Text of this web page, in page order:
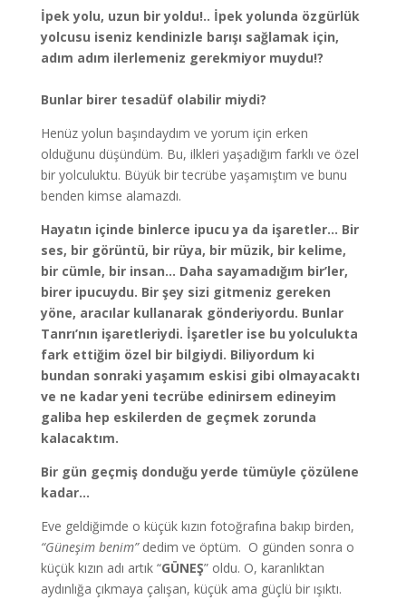
İpek yolu, uzun bir yoldu!.. İpek yolunda özgürlük
yolcusu iseniz kendinizle barışı sağlamak için,
adım adım ilerlemeniz gerekmiyor muydu!?
Bunlar birer tesadüf olabilir miydi?
Henüz yolun başındaydım ve yorum için erken
olduğunu düşündüm. Bu, ilkleri yaşadığım farklı ve özel
bir yolculuktu. Büyük bir tecrübe yaşamıştım ve bunu
benden kimse alamazdı.
Hayatın içinde binlerce ipucu ya da işaretler… Bir
ses, bir görüntü, bir rüya, bir müzik, bir kelime,
bir cümle, bir insan… Daha sayamadığım bir’ler,
birer ipucuydu. Bir şey sizi gitmeniz gereken
yöne, aracılar kullanarak gönderiyordu. Bunlar
Tanrı’nın işaretleriydi. İşaretler ise bu yolculukta
fark ettiğim özel bir bilgiydi. Biliyordum ki
bundan sonraki yaşamım eskisi gibi olmayacaktı
ve ne kadar yeni tecrübe edinirsem edineyim
galiba hep eskilerden de geçmek zorunda
kalacaktım.
Bir gün geçmiş donduğu yerde tümüyle çözülene
kadar…
Eve geldiğimde o küçük kızın fotoğrafına bakıp birden,
“Güneşim benim”dedim ve öptüm. O günden sonra o
küçük kızın adı artık “GÜNEŞ” oldu. O, karanlıktan
aydınlığa çıkmaya çalışan, küçük ama güçlü bir ışıktı.